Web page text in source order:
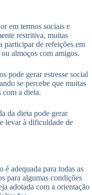
em termos sociais e
restritiva, muitas
participar de refeições em
almoços com amigos.
pode gerar estresse social
se percebe que muitas
com a dieta.
da dieta pode gerar
levar à dificuldade de
adequada para todas as
para algumas condições
adotada com a orientação